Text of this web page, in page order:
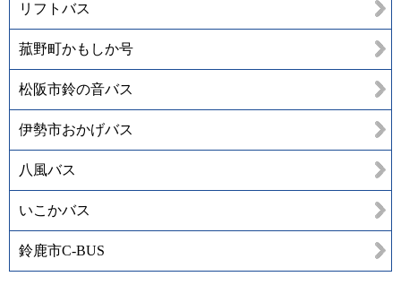
リフトバス
菰野町かもしか号
松阪市鈴の音バス
伊勢市おかげバス
八風バス
いこかバス
鈴鹿市C-BUS